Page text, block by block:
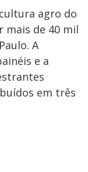
agro do
mais de 40 mil
A
e a
em três